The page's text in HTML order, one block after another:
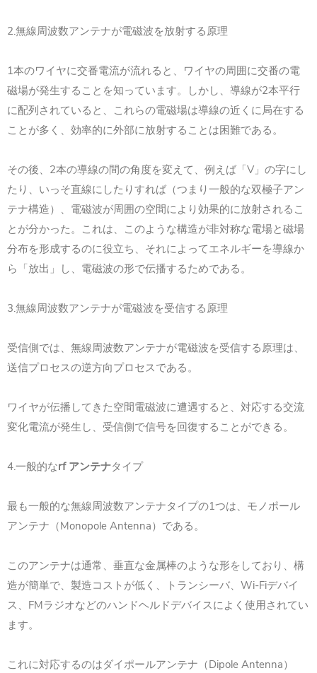
2.無線周波数アンテナが電磁波を放射する原理
1本のワイヤに交番電流が流れると、ワイヤの周囲に交番の電
磁場が発生することを知っています。しかし、導線が2本平行
に配列されていると、これらの電磁場は導線の近くに局在する
ことが多く、効率的に外部に放射することは困難である。
その後、2本の導線の間の角度を変えて、例えば「V」の字にし
たり、いっそ直線にしたりすれば（つまり一般的な双極子アン
テナ構造）、電磁波が周囲の空間により効果的に放射されるこ
とが分かった。これは、このような構造が非対称な電場と磁場
分布を形成するのに役立ち、それによってエネルギーを導線か
ら「放出」し、電磁波の形で伝播するためである。
3.無線周波数アンテナが電磁波を受信する原理
受信側では、無線周波数アンテナが電磁波を受信する原理は、
送信プロセスの逆方向プロセスである。
ワイヤが伝播してきた空間電磁波に遭遇すると、対応する交流
変化電流が発生し、受信側で信号を回復することができる。
4.一般的なrf アンテナタイプ
最も一般的な無線周波数アンテナタイプの1つは、モノポール
アンテナ（Monopole Antenna）である。
このアンテナは通常、垂直な金属棒のような形をしており、構
造が簡単で、製造コストが低く、トランシーバ、Wi-Fiデバイ
ス、FMラジオなどのハンドヘルドデバイスによく使用されてい
ます。
これに対応するのはダイポールアンテナ（Dipole Antenna）